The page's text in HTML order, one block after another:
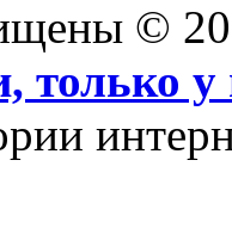
©
только у